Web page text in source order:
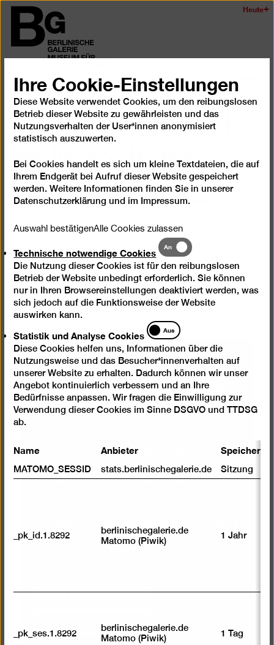
Zum
Seiteninhalt
springen
Berlinischen
Galerie
Heute
und
Trailer: John Bock.
Im Moloch der
Wesenspräsenz
Freakshow, Bühne, Versuchslabor und Kino zugleich.
Objekte, Requisiten und Kostüme, die in den Filmen
und Live-Aktionen zur Ausstellungseröffnung zum
Einsatz gekommen sind, mutieren in seinem Kosmos
zu unberechenbaren Wesen.
Wir benötigen Ihre
Zustimmung, um Videos von
YouTube zu laden
um Videos einzubetten. Wenn Sie den Inhalt
mit Ihrem Auswahl-Klick anzeigen lassen,
stimmen Sie damit zu, dass dabei
Informationen dazu finden Sie in unserer
Inhalt einmal anzeigen
Inhalte immer laden
Ihre Cookie-Einstellungen
Diese Website verwendet Cookies, um den reibungslosen
Betrieb dieser Website zu gewährleisten und das
Nutzungsverhalten der User*innen anonymisiert
statistisch auszuwerten.
Bei Cookies handelt es sich um kleine Textdateien, die auf
Ihrem Endgerät bei Aufruf dieser Website gespeichert
werden. Weitere Informationen finden Sie in unserer
Datenschutzerklärung und im Impressum.
Auswahl bestätigenAlle Cookies zulassen
Technische notwendige Cookies
Technische
notwendige
Cookies
An
Die Nutzung dieser Cookies ist für den reibungslosen
Betrieb der Website unbedingt erforderlich. Sie können
nur in Ihren Browsereinstellungen deaktiviert werden, was
sich jedoch auf die Funktionsweise der Website
auswirken kann.
Statistik und Analyse Cookies
Statistik
und
Analyse
Cookies
Aus
Diese Cookies helfen uns, Informationen über die
Nutzungsweise und das Besucher*innenverhalten auf
unserer Website zu erhalten. Dadurch können wir unser
Angebot kontinuierlich verbessern und an Ihre
Bedürfnisse anpassen. Wir fragen die Einwilligung zur
Verwendung dieser Cookies im Sinne DSGVO und TTDSG
ab.
Name Anbieter
MATOMO_SESSID stats.berlinischegalerie.de Sitzung
_pk_id.1.8292
berlinischegalerie.de
Matomo (Piwik)
1 Jahr
_pk_ses.1.8292
berlinischegalerie.de
Matomo (Piwik)
1 Tag